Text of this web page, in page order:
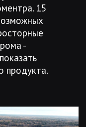
15
-
продукта.